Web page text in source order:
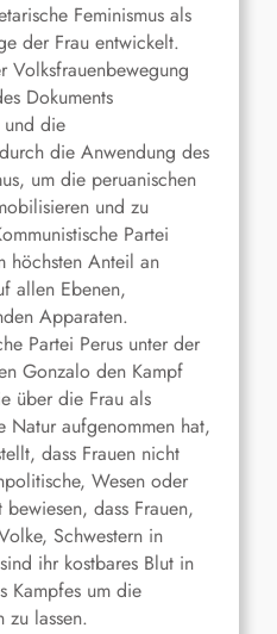
Feminismus als
der Frau entwickelt.
Volksfrauenbewegung
Dokuments
und die
die Anwendung des
um die peruanischen
und zu
Partei
höchsten Anteil an
allen Ebenen,
Apparaten.
Partei Perus unter der
Gonzalo den Kampf
über die Frau als
Natur aufgenommen hat,
dass Frauen nicht
Wesen oder
dass Frauen,
Schwestern in
ihr kostbares Blut in
Kampfes um die
zu lassen.